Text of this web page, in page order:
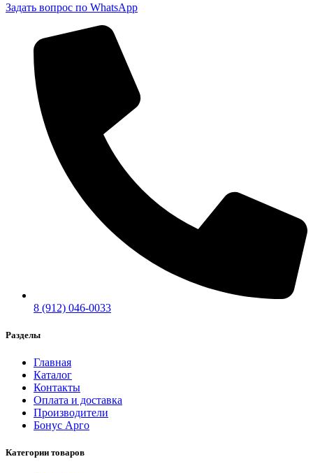
Задать вопрос по WhatsApp
8 (912) 046-0033
Разделы
Главная
Каталог
Контакты
Оплата и доставка
Производители
Бонус Арго
Категории товаров